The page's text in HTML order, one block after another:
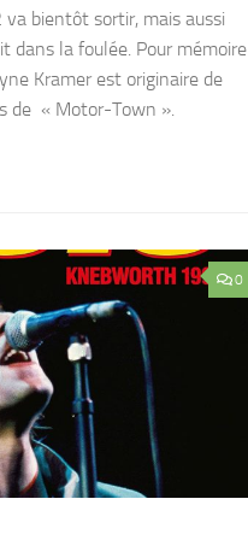
bientôt sortir, mais aussi
dans la foulée. Pour mémoire
Kramer est originaire de
de « Motor-Town ».
0